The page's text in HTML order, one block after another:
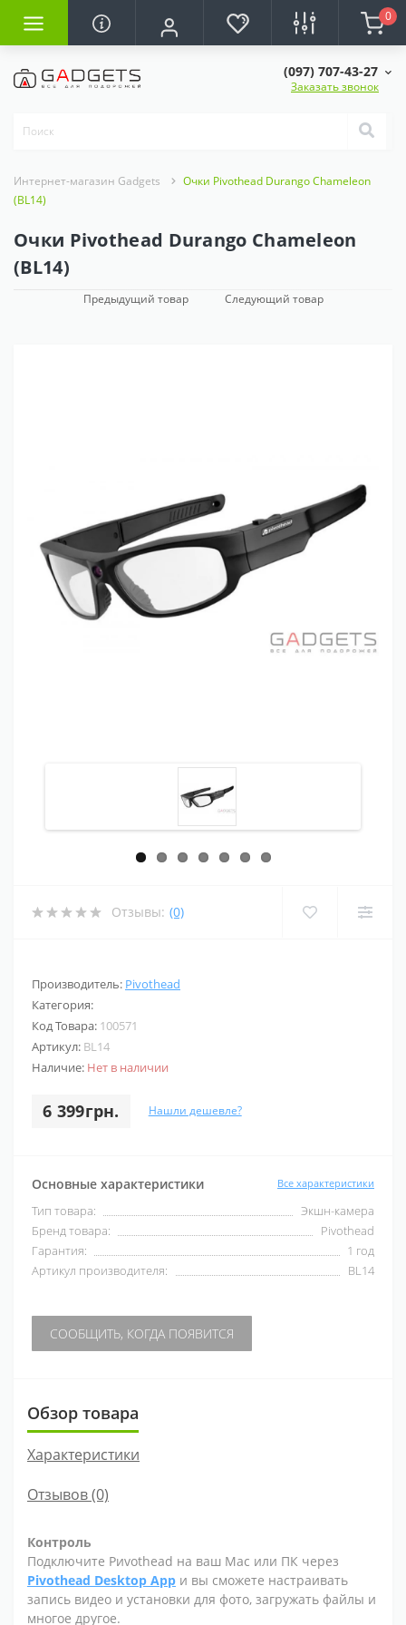
0
(097) 707-43-27
Заказать звонок
Интернет-магазин Gadgets
Очки Pivothead Durango Chameleon
(BL14)
Очки Pivothead Durango Chameleon
(BL14)
Предыдущий товар Следующий товар
Отзывы: (0)
Производитель: Pivothead
Категория:
Код Товара: 100571
Артикул: BL14
Наличие: Нет в наличии
6 399грн. Нашли дешевле?
Основные характеристики Все характеристики
Тип товара:
Экшн-камера
Бренд товара:
Pivothead
Гарантия:
1 год
Артикул производителя:
BL14
СООБЩИТЬ, КОГДА ПОЯВИТСЯ
Обзор товара
Характеристики
Отзывов (0)
Контроль
Подключите Pиvothead на ваш Mac или ПК через
Pivothead Desktop App и вы сможете настраивать
запись видео и установки для фото, загружать файлы и
многое другое.